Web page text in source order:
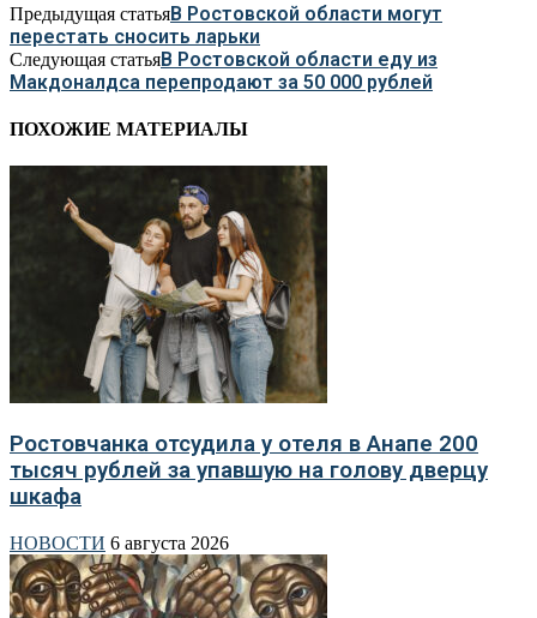
Предыдущая статьяВ Ростовской области могут
перестать сносить ларьки
Следующая статьяВ Ростовской области еду из
Макдоналдса перепродают за 50 000 рублей
ПОХОЖИЕ МАТЕРИАЛЫ
Ростовчанка отсудила у отеля в Анапе 200
тысяч рублей за упавшую на голову дверцу
шкафа
НОВОСТИ 6 августа 2026